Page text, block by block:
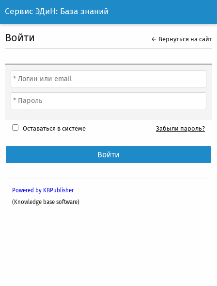
Сервис ЭДиН: База знаний
Войти ← Вернуться на сайт
Оставаться в системе Забыли пароль?
Powered by KBPublisher
(Knowledge base software)